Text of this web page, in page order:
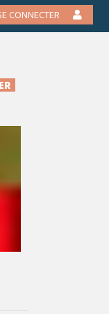
CONNECTER